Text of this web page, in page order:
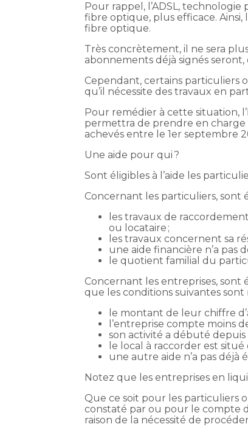
Pour rappel, l’ADSL,
fibre optique, plus efficace.
fibre optique.
Très concrètement, il ne sera
abonnements déjà signés
Cependant, certains particuliers
qu’il nécessite des travaux en
Pour remédier à cette situation,
permettra de prendre en
achevés entre le 1er septembre
Une aide pour qui ?
Sont éligibles à l’aide les
Concernant les particuliers, sont
les travaux de
ou locataire ;
les travaux concernent sa
une aide financière n’a pas
le quotient familial du
Concernant les entreprises, sont
que les conditions suivantes sont
le montant de leur chiffre
l’entreprise compte moins
son activité a débuté depuis
le local à raccorder est
une autre aide n’a pas
Notez que les entreprises en
Que ce soit pour les particuliers
constaté par ou pour le compte
raison de la nécessité de